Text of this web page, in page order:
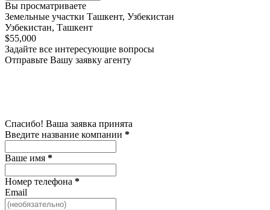
Вы просматриваете
Земельные участки Ташкент, Узбекистан
Узбекистан, Ташкент
$55,000
Задайте все интересующие вопросы
Отправьте Вашу заявку агенту
Спасибо! Ваша заявка принята
Введите название компании *
Ваше имя *
Номер телефона *
Email